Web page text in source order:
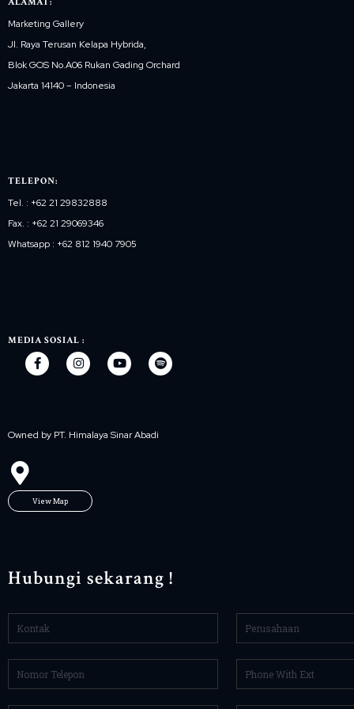
Marketing Gallery
Jl. Raya Terusan Kelapa Hybrida,
Blok GOS No.A06 Rukan Gading Orchard
Jakarta 14140 – Indonesia
TELEPON:
Tel. : +62 21 29832888
Fax. : +62 21 29069346
Whatsapp : +62 812 1940 7905
MEDIA SOSIAL :
Owned by PT. Himalaya Sinar Abadi
View Map
Hubungi sekarang !